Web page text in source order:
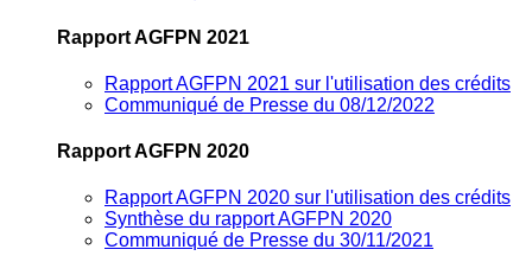
Rapport AGFPN 2021
Rapport AGFPN 2021 sur l'utilisation des crédits
Communiqué de Presse du 08/12/2022
Rapport AGFPN 2020
Rapport AGFPN 2020 sur l'utilisation des crédits
Synthèse du rapport AGFPN 2020
Communiqué de Presse du 30/11/2021